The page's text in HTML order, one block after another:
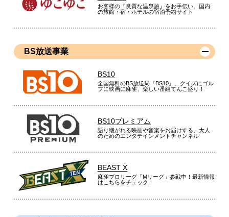
お客様の『良質な温泉旅』をお手伝い。国内
の旅館・宿・ホテルの宿泊予約サイト
BS放送事業
BS10
全国無料のBS放送局『BS10』。クイズにゴル
フに映画に麻雀、楽しい番組てんこ盛り！
BS10プレミアム
語り継がれる映画や音楽をお届けする、大人
のためのエンタテインメントチャンネル
BEAST X
麻雀プロリーグ「Mリーグ」参戦中！最新情報
はこちらをチェック！